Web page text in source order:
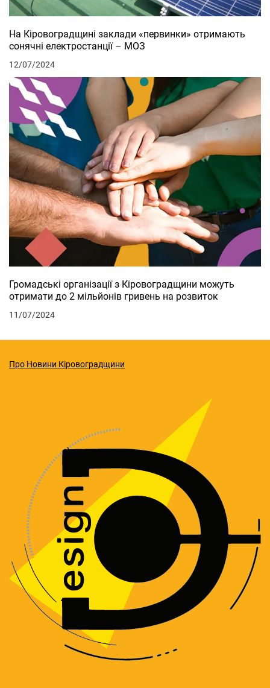
На Кіровоградщині заклади «первинки» отримають
сонячні електростанції – МОЗ
12/07/2024
Громадські організації з Кіровоградщини можуть
отримати до 2 мільйонів гривень на розвиток
11/07/2024
Про Новини Кіровоградщини